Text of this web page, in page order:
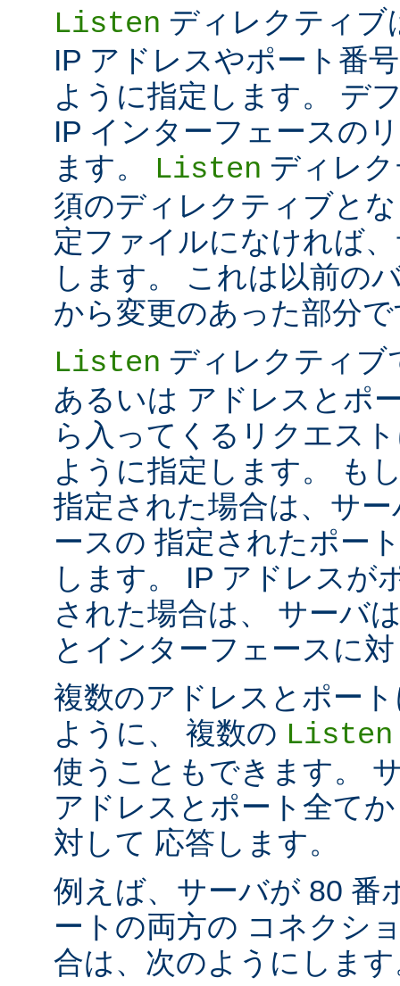
Listen ディレクティブ
IP アドレスやポート番
ように指定します。 デ
IP インターフェースの
ます。
Listen ディレ
須のディレクティブと
定ファイルになければ
します。 これは以前の
から変更のあった部分
Listen ディレクティブ
あるいは アドレスとポ
ら入ってくるリクエス
ように指定します。 も
指定された場合は、サ
ースの 指定されたポー
します。 IP アドレスが
された場合は、 サーバ
とインターフェースに
複数のアドレスとポー
ように、 複数の Listen
使うこともできます。
アドレスとポート全て
対して 応答します。
例えば、サーバが 80 番
ートの両方の コネクシ
合は、次のようにしま